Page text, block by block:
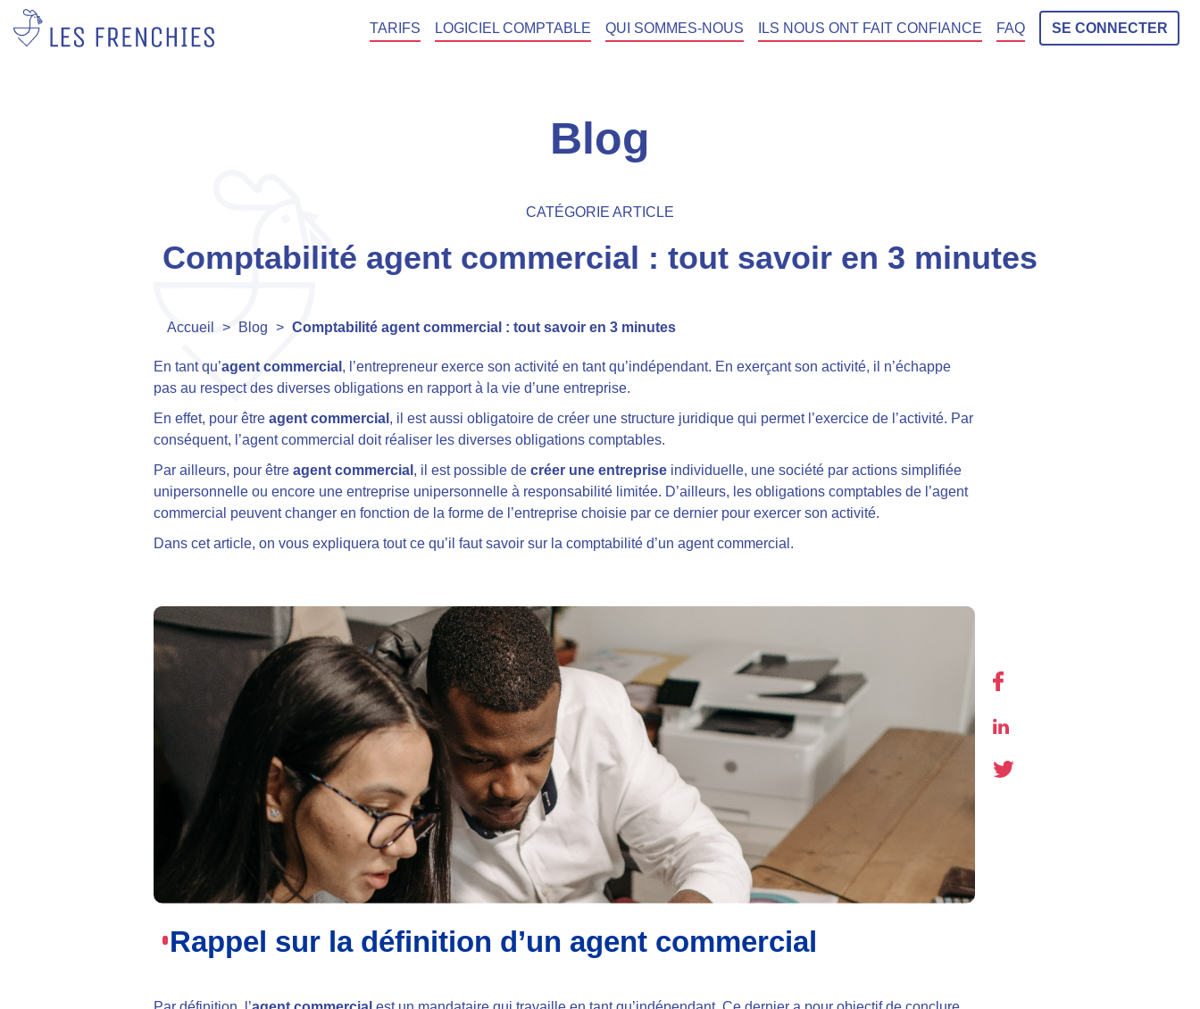
TARIFS LOGICIEL COMPTABLE QUI SOMMES-NOUS ILS NOUS ONT FAIT CONFIANCE FAQ SE CONNECTER
Blog
CATÉGORIE ARTICLE
Comptabilité agent commercial : tout savoir en 3 minutes
Accueil > Blog > Comptabilité agent commercial : tout savoir en 3 minutes
En tant qu’agent commercial , l’entrepreneur exerce son activité en tant qu’indépendant. En exerçant son activité, il n’échappe
pas au respect des diverses obligations en rapport à la vie d’une entreprise.
En effet, pour être agent commercial , il est aussi obligatoire de créer une structure juridique qui permet l’exercice de l’activité. Par
conséquent, l’agent commercial doit réaliser les diverses obligations comptables.
Par ailleurs, pour être agent commercial , il est possible de créer une entreprise individuelle, une société par actions simplifiée
unipersonnelle ou encore une entreprise unipersonnelle à responsabilité limitée. D’ailleurs, les obligations comptables de l’agent
commercial peuvent changer en fonction de la forme de l’entreprise choisie par ce dernier pour exercer son activité.
Dans cet article, on vous expliquera tout ce qu’il faut savoir sur la comptabilité d’un agent commercial.
Rappel sur la définition d’un agent commercial